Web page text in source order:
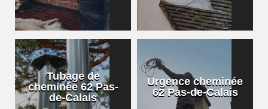
Tubage de
cheminée 62 Pas-
de-Calais
Urgence cheminée
62 Pas-de-Calais